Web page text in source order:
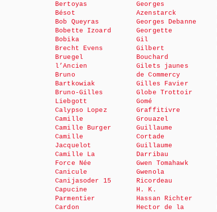
Bertoyas
Bésot
Bob Queyras
Bobette Izoard
Bobika
Brecht Evens
Bruegel
l’Ancien
Bruno
Bartkowiak
Bruno-Gilles
Liebgott
Calypso Lopez
Camille
Camille Burger
Camille
Jacquelot
Camille La
Force Née
Canicule
Canijasoder 15
Capucine
Parmentier
Cardon
Georges
Azenstarck
Georges Debanne
Georgette
Gil
Gilbert
Bouchard
Gilets jaunes
de Commercy
Gilles Favier
Globe Trottoir
Gomé
Graffitivre
Grouazel
Guillaume
Cortade
Guillaume
Darribau
Gwen Tomahawk
Gwenola
Ricordeau
H. K.
Hassan Richter
Hector de la